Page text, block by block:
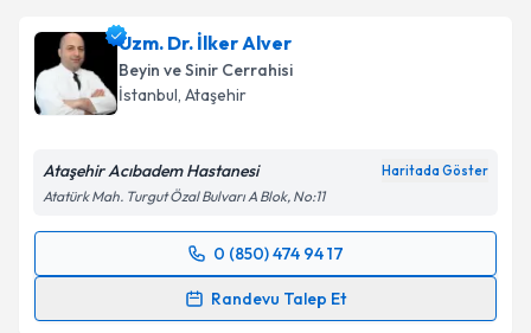
Uzm. Dr. İlker Alver
Beyin ve Sinir Cerrahisi
İstanbul, Ataşehir
Ataşehir Acıbadem Hastanesi Haritada Göster
Atatürk Mah. Turgut Özal Bulvarı A Blok, No:11
0 (850) 474 94 17
Randevu Talep Et
Randevu Takvimi Talebi